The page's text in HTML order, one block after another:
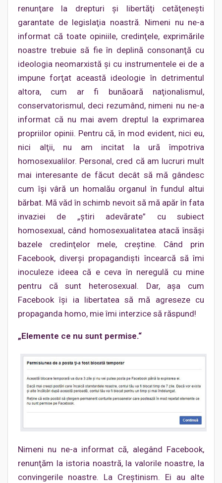
renunţare la drepturi şi libertăţi cetăţeneşti
garantate de legislaţia noastră. Nimeni nu ne-a
informat că toate opiniile, credinţele, exprimările
noastre trebuie să fie în deplină consonanţă cu
ideologia neomarxistă şi cu instrumentele ei de a
impune forţat această ideologie în detrimentul
altora, cum ar fi bunăoară naţionalismul,
conservatorismul, deci rezumând, nimeni nu ne-a
informat că nu mai avem dreptul la exprimarea
propriilor opinii. Pentru că, în mod evident, nici eu,
nici alţii, nu am incitat la ură împotriva
homosexualilor. Personal, cred că am lucruri mult
mai interesante de făcut decât să mă gândesc
cum îşi vâră un homalău organul în fundul altui
bărbat. Mă văd în schimb nevoit să mă apăr în fata
invaziei de „ştiri adevărate” cu subiect
homosexual, când homosexualitatea atacă însăşi
bazele credinţelor mele, creştine. Când prin
Facebook, diverşi propagandişti încearcă să îmi
inoculeze ideea că e ceva în neregulă cu mine
pentru că sunt heterosexual. Dar, aşa cum
Facebook îşi ia libertatea să mă agreseze cu
propaganda homo, mie îmi interzice să răspund!
„Elemente ce nu sunt permise.“
Nimeni nu ne-a informat că, alegând Facebook,
renunţăm la istoria noastră, la valorile noastre, la
convingerile noastre. La Creştinism. Ei au alte